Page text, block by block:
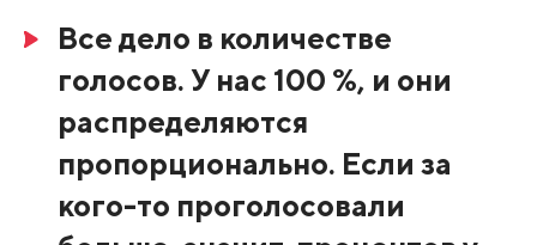
Все дело в количестве
голосов. У нас 100 %, и они
распределяются
пропорционально. Если за
кого-то проголосовали